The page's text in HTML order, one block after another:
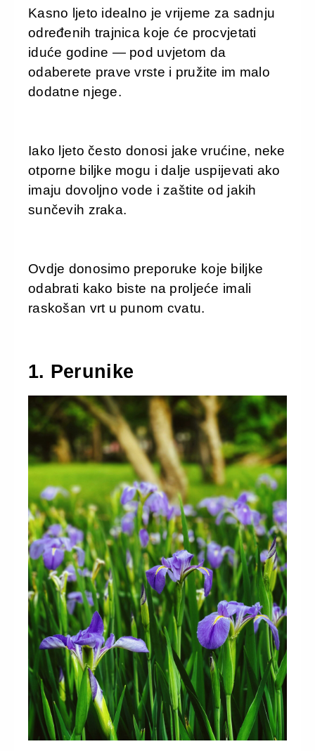
Kasno ljeto idealno je vrijeme za sadnju
određenih trajnica koje će procvjetati
iduće godine — pod uvjetom da
odaberete prave vrste i pružite im malo
dodatne njege.
Iako ljeto često donosi jake vrućine, neke
otporne biljke mogu i dalje uspijevati ako
imaju dovoljno vode i zaštite od jakih
sunčevih zraka.
Ovdje donosimo preporuke koje biljke
odabrati kako biste na proljeće imali
raskošan vrt u punom cvatu.
1. Perunike